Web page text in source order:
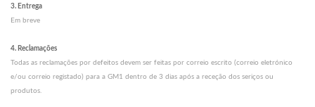
3. Entrega
Em breve
4. Reclamações
Todas as reclamações por defeitos devem ser feitas por correio escrito (correio eletrónico
e/ou correio registado) para a GM1 dentro de 3 dias após a receção dos seriços ou
produtos.